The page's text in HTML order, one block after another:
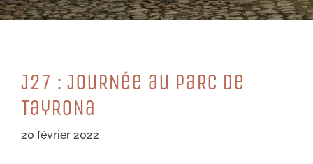
J27 : JouRNée au PaRC De
TayRoNa
20 février 2022